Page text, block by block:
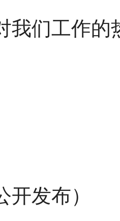
我们工作的
开发布）